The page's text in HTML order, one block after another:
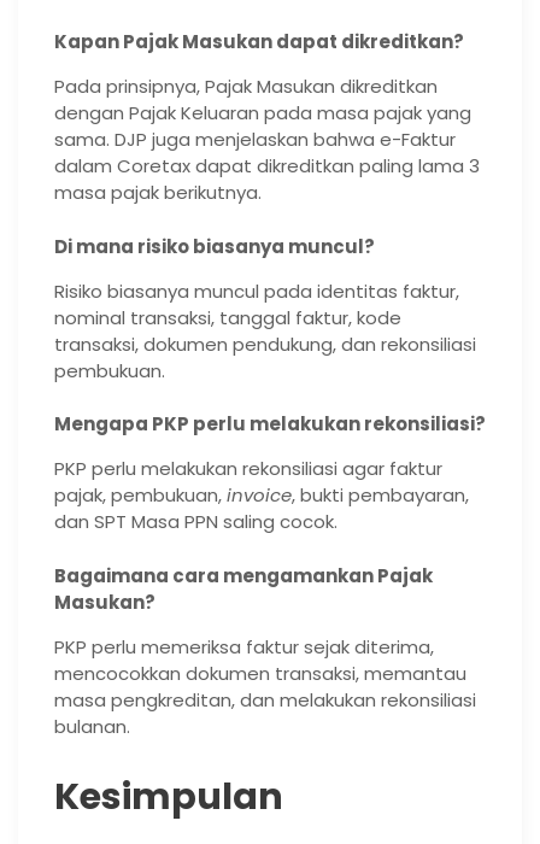
Kapan Pajak Masukan dapat dikreditkan?
Pada prinsipnya, Pajak Masukan dikreditkan
dengan Pajak Keluaran pada masa pajak yang
sama. DJP juga menjelaskan bahwa e-Faktur
dalam Coretax dapat dikreditkan paling lama 3
masa pajak berikutnya.
Di mana risiko biasanya muncul?
Risiko biasanya muncul pada identitas faktur,
nominal transaksi, tanggal faktur, kode
transaksi, dokumen pendukung, dan rekonsiliasi
pembukuan.
Mengapa PKP perlu melakukan rekonsiliasi?
PKP perlu melakukan rekonsiliasi agar faktur
pajak, pembukuan,invoice, bukti pembayaran,
dan SPT Masa PPN saling cocok.
Bagaimana cara mengamankan Pajak
Masukan?
PKP perlu memeriksa faktur sejak diterima,
mencocokkan dokumen transaksi, memantau
masa pengkreditan, dan melakukan rekonsiliasi
bulanan.
Kesimpulan